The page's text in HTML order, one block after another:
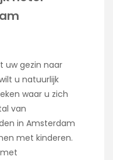
uw gezin naar
u natuurlijk
waar u zich
van
in Amsterdam
met kinderen.